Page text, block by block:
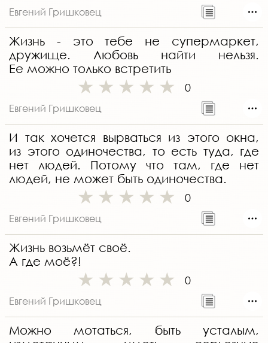
Евгений Гришковец
Жизнь - это тебе не супермаркет,
дружище. Любовь найти нельзя.
Ее можно только встретить
0
Евгений Гришковец
И так хочется вырваться из этого окна,
из этого одиночества, то есть туда, где
нет людей. Потому что там, где нет
людей, не может быть одиночества.
0
Евгений Гришковец
Жизнь возьмёт своё.
А где моё?!
0
Евгений Гришковец
Можно мотаться, быть усталым,